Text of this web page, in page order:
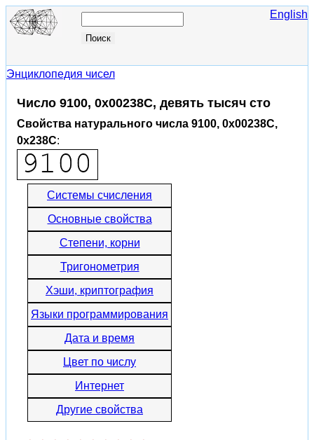
English
Энциклопедия чисел
Число 9100, 0x00238C, девять тысяч сто
Свойства натурального числа 9100, 0x00238C,
0x238C:
Системы счисления
Основные свойства
Степени, корни
Тригонометрия
Хэши, криптография
Языки программирования
Дата и время
Цвет по числу
Интернет
Другие свойства